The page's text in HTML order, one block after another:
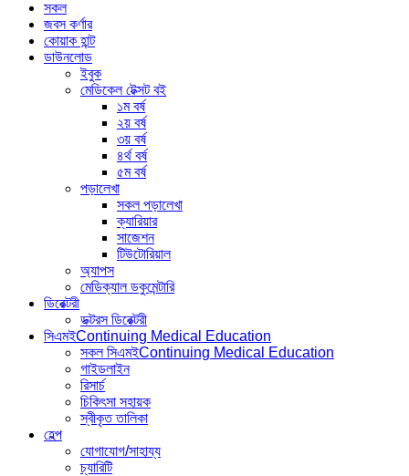
সকল
জবস কর্ণার
কোয়াক হান্ট
ডাউনলোড
ইবুক
মেডিকেল টেক্সট বই
১ম বর্ষ
২য় বর্ষ
৩য় বর্ষ
৪র্থ বর্ষ
৫ম বর্ষ
পড়ালেখা
সকল পড়ালেখা
ক্যারিয়ার
সাজেশন
টিউটোরিয়াল
অ্যাপস
মেডিক্যাল ডকুমেন্টারি
ডিরেক্টরী
ডক্টরস ডিরেক্টরী
সিএমইContinuing Medical Education
সকল সিএমইContinuing Medical Education
গাইডলাইন
রিসার্চ
চিকিৎসা সহায়ক
স্বীকৃত তালিকা
হেল্প
যোগাযোগ/সাহায্য
চ্যারিটি